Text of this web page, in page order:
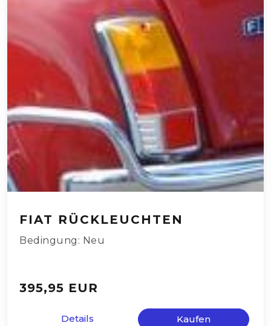
FIAT RÜCKLEUCHTEN
Bedingung: Neu
395,95 EUR
Details Kaufen